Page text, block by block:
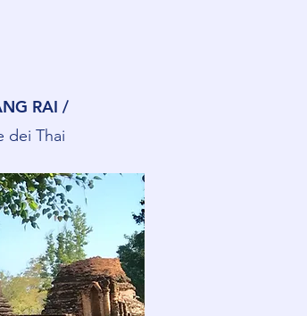
RAI /
dei Thai